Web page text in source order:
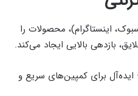
اینستاگرام)، محصولات را
بازدهی بالایی ایجاد می‌کند.
برای کمپین‌های سریع و